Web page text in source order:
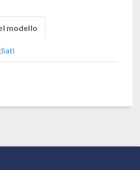
modello